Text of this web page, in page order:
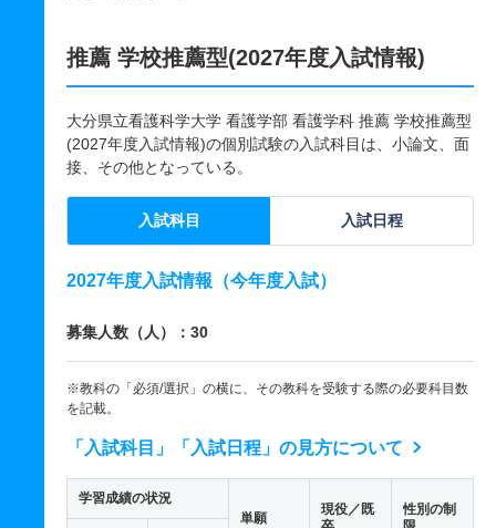
推薦 学校推薦型(2027年度入試情報)
大分県立看護科学大学 看護学部 看護学科 推薦 学校推薦型
(2027年度入試情報)の個別試験の入試科目は、小論文、面
接、その他となっている。
入試科目 入試日程
2027年度入試情報（今年度入試）
募集人数（人）：30
※教科の「必須/選択」の横に、その教科を受験する際の必要科目数
を記載。
「入試科目」「入試日程」の見方について
学習成績の状況
単願
現役／既
性別の制